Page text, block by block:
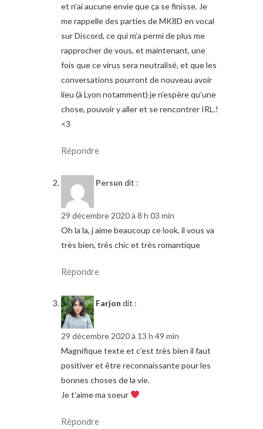
et n’ai aucune envie que ça se finisse. Je
me rappelle des parties de MK8D en vocal
sur Discord, ce qui m’a permi de plus me
rapprocher de vous, et maintenant, une
fois que ce virus sera neutralisé, et que les
conversations pourront de nouveau avoir
lieu (à Lyon notamment) je n’espère qu’une
chose, pouvoir y aller et se rencontrer IRL.!
<3
Répondre
Persun dit :
29 décembre 2020 à 8 h 03 min
Oh la la, j aime beaucoup ce look, il vous va
très bien, très chic et très romantique
Répondre
Farjon dit :
29 décembre 2020 à 13 h 49 min
Magnifique texte et c’est très bien il faut
positiver et être reconnaissante pour les
bonnes choses de la vie.
Je t’aime ma soeur
Répondre